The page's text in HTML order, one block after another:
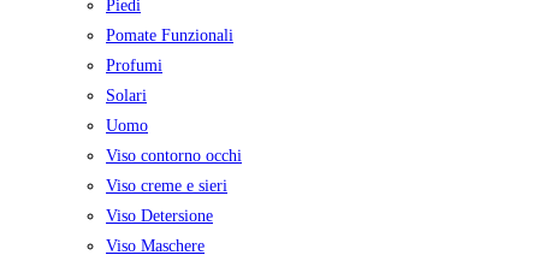
Piedi
Pomate Funzionali
Profumi
Solari
Uomo
Viso contorno occhi
Viso creme e sieri
Viso Detersione
Viso Maschere